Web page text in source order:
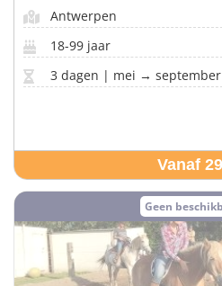
Antwerpen
18-99 jaar
3 dagen | mei → september
Vanaf
Geen